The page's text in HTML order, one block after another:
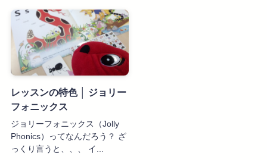
レッスンの特色 │ ジョリー
フォニックス
ジョリーフォニックス（Jolly
Phonics）ってなんだろう？ ざ
っくり言うと、、、 イ...